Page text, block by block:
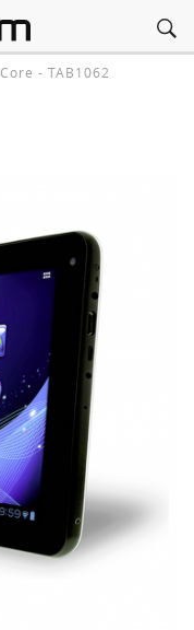
- TAB1062